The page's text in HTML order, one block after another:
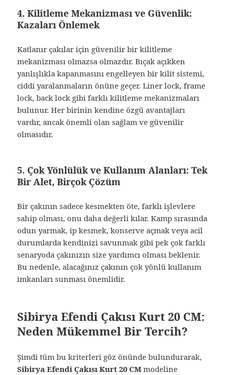
4. Kilitleme Mekanizması ve Güvenlik:
Kazaları Önlemek
Katlanır çakılar için güvenilir bir kilitleme
mekanizması olmazsa olmazdır. Bıçak açıkken
yanlışlıkla kapanmasını engelleyen bir kilit sistemi,
ciddi yaralanmaların önüne geçer. Liner lock, frame
lock, back lock gibi farklı kilitleme mekanizmaları
bulunur. Her birinin kendine özgü avantajları
vardır, ancak önemli olan sağlam ve güvenilir
olmasıdır.
5. Çok Yönlülük ve Kullanım Alanları: Tek
Bir Alet, Birçok Çözüm
Bir çakının sadece kesmekten öte, farklı işlevlere
sahip olması, onu daha değerli kılar. Kamp sırasında
odun yarmak, ip kesmek, konserve açmak veya acil
durumlarda kendinizi savunmak gibi pek çok farklı
senaryoda çakınızın size yardımcı olması beklenir.
Bu nedenle, alacağınız çakının çok yönlü kullanım
imkanları sunması önemlidir.
Sibirya Efendi Çakısı Kurt 20 CM:
Neden Mükemmel Bir Tercih?
Şimdi tüm bu kriterleri göz önünde bulundurarak,
Sibirya Efendi Çakısı Kurt 20 CM modeline